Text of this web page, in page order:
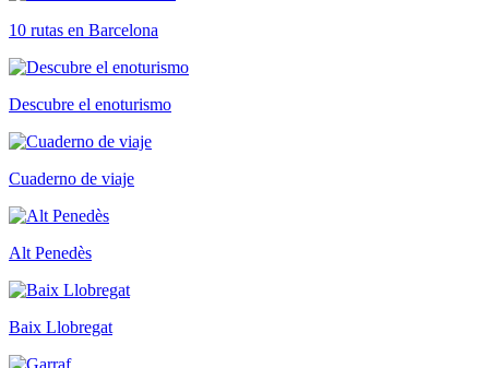
10 rutas en Barcelona
Descubre el enoturismo
Cuaderno de viaje
Alt Penedès
Baix Llobregat